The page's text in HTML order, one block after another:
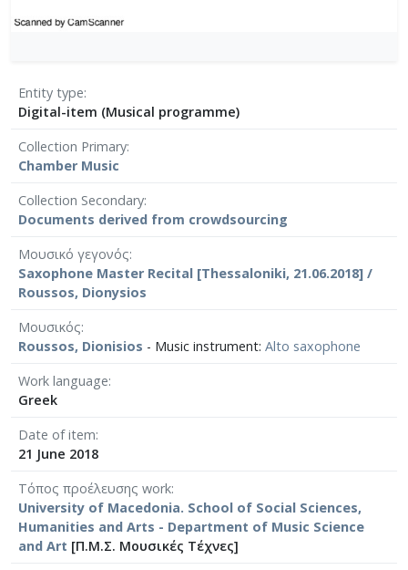
Entity type
Digital-item (Musical programme)
Collection Primary
Chamber Μusic
Collection Secondary
Documents derived from crowdsourcing
Μουσικό γεγονός
Saxophone Master Recital [Thessaloniki, 21.06.2018] /
Roussos, Dionysios
Μουσικός
Roussos, Dionisios - Music instrument: Alto saxophone
Work language
Greek
Date of item
21 June 2018
Τόπος προέλευσης work
University of Macedonia. School of Social Sciences,
Humanities and Arts - Department of Music Science
and Art [Π.Μ.Σ. Μουσικές Τέχνες]